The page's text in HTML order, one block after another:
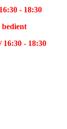
- 18:30
- 18:30